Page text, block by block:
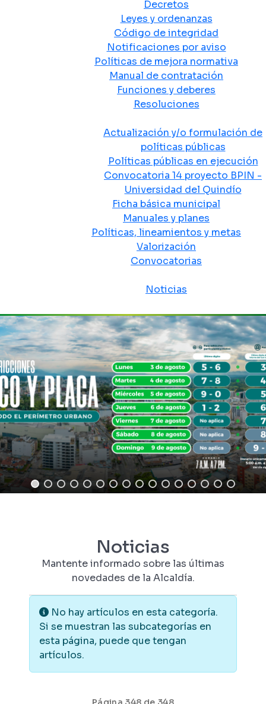
Decretos
Leyes y ordenanzas
Código de integridad
Notificaciones por aviso
Políticas de mejora normativa
Manual de contratación
Funciones y deberes
Resoluciones
Actualización y/o formulación de
políticas públicas
Políticas públicas en ejecución
Convocatoria 14 proyecto BPIN -
Universidad del Quindío
Ficha básica municipal
Manuales y planes
Políticas, lineamientos y metas
Valorización
Convocatorias
Noticias
Noticias
Mantente informado sobre las últimas
novedades de la Alcaldía.
Información
No hay artículos en esta categoría.
Si se muestran las subcategorías en
esta página, puede que tengan
artículos.